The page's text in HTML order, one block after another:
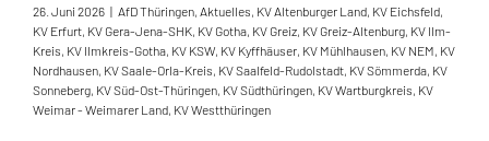
26. Juni 2026 | AfD Thüringen, Aktuelles, KV Altenburger Land, KV Eichsfeld,
KV Erfurt, KV Gera-Jena-SHK, KV Gotha, KV Greiz, KV Greiz-Altenburg, KV Ilm-
Kreis, KV Ilmkreis-Gotha, KV KSW, KV Kyffhäuser, KV Mühlhausen, KV NEM, KV
Nordhausen, KV Saale-Orla-Kreis, KV Saalfeld-Rudolstadt, KV Sömmerda, KV
Sonneberg, KV Süd-Ost-Thüringen, KV Südthüringen, KV Wartburgkreis, KV
Weimar - Weimarer Land, KV Westthüringen